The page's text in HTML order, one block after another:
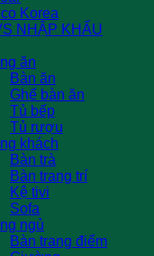
Korea
NHẬP KHẨU
ăn
Bàn ăn
Ghế bàn ăn
Tủ bếp
Tủ rượu
khách
Bàn trà
Bàn trang trí
Kệ tivi
Sofa
ngủ
Bàn trang điểm